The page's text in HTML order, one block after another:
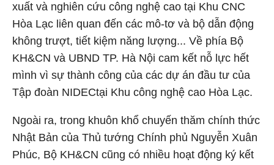
xuất và nghiên cứu công nghệ cao tại Khu CNC
Hòa Lạc liên quan đến các mô-tơ và bộ dẫn động
không trượt, tiết kiệm năng lượng... Về phía Bộ
KH&CN và UBND TP. Hà Nội cam kết nỗ lực hết
mình vì sự thành công của các dự án đầu tư của
Tập đoàn NIDECtại Khu công nghệ cao Hòa Lạc.
Ngoài ra, trong khuôn khổ chuyến thăm chính thức
Nhật Bản của Thủ tướng Chính phủ Nguyễn Xuân
Phúc, Bộ KH&CN cũng có nhiều hoạt động ký kết